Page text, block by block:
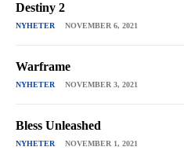
Destiny 2
NYHETER NOVEMBER 6, 2021
Warframe
NYHETER NOVEMBER 3, 2021
Bless Unleashed
NYHETER NOVEMBER 1, 2021